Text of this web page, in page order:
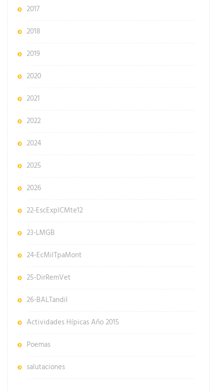
2017
2018
2019
2020
2021
2022
2024
2025
2026
22-EscExplCMte12
23-LMGB
24-EcMilTpaMont
25-DirRemVet
26-BALTandil
Actividades Hípicas Año 2015
Poemas
salutaciones